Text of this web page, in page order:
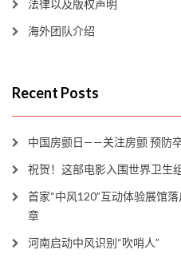
法律以及版权声明
海外团队介绍
Recent Posts
中国房颤日——关注房颤 预防
祝贺！这部电影入围世界卫生
首家“中风120”互动体验展馆
章
河南启动中风识别“吹哨人”